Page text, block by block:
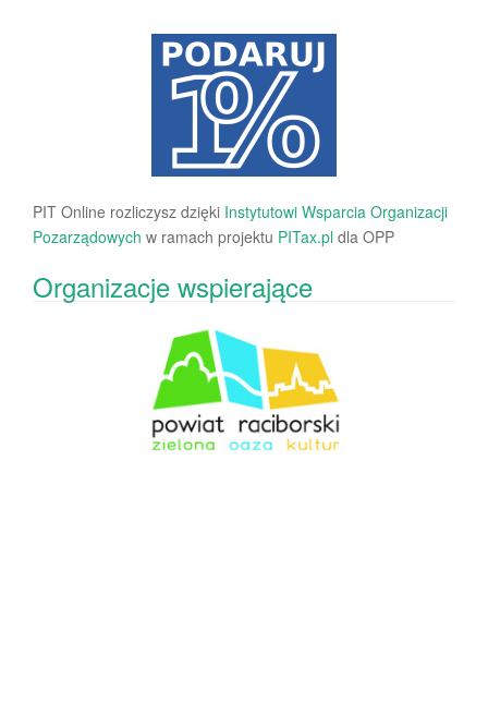
PIT Online rozliczysz dzięki Instytutowi Wsparcia Organizacji
Pozarządowych w ramach projektu PITax.pl dla OPP
Organizacje wspierające